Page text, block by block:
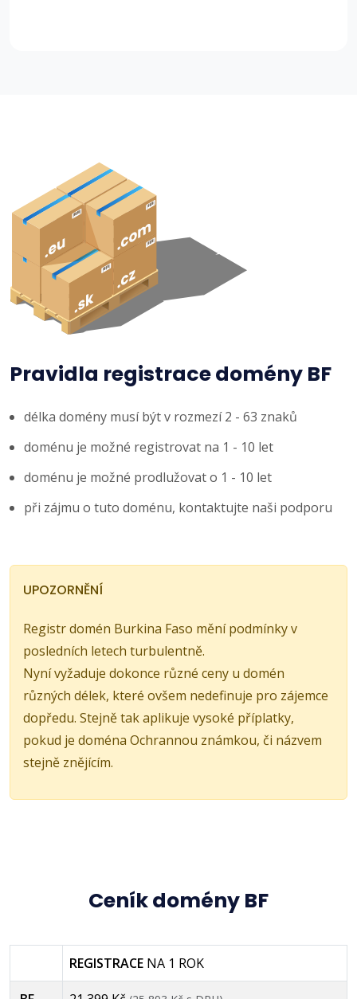
Pravidla registrace domény BF
délka domény musí být v rozmezí 2 - 63 znaků
doménu je možné registrovat na 1 - 10 let
doménu je možné prodlužovat o 1 - 10 let
při zájmu o tuto doménu, kontaktujte naši podporu
UPOZORNĚNÍ
Registr domén Burkina Faso mění podmínky v
posledních letech turbulentně.
Nyní vyžaduje dokonce různé ceny u domén
různých délek, které ovšem nedefinuje pro zájemce
dopředu. Stejně tak aplikuje vysoké příplatky,
pokud je doména Ochrannou známkou, či názvem
stejně znějícím.
Ceník domény BF
REGISTRACE NA 1 ROK